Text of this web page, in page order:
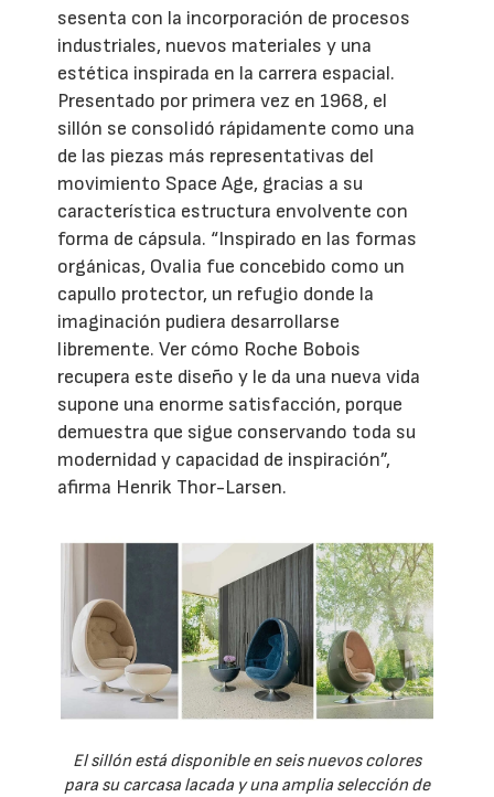
sesenta con la incorporación de procesos
industriales, nuevos materiales y una
estética inspirada en la carrera espacial.
Presentado por primera vez en 1968, el
sillón se consolidó rápidamente como una
de las piezas más representativas del
movimiento Space Age, gracias a su
característica estructura envolvente con
forma de cápsula. “Inspirado en las formas
orgánicas, Ovalia fue concebido como un
capullo protector, un refugio donde la
imaginación pudiera desarrollarse
libremente. Ver cómo Roche Bobois
recupera este diseño y le da una nueva vida
supone una enorme satisfacción, porque
demuestra que sigue conservando toda su
modernidad y capacidad de inspiración”,
afirma Henrik Thor-Larsen.
El sillón está disponible en seis nuevos colores
para su carcasa lacada y una amplia selección de